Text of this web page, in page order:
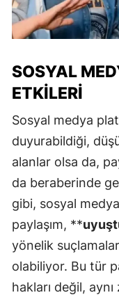
SOSYAL
ETKILERI
Sosyal medya
duyurabildiği,
alanlar olsa da,
da beraberinde
gibi, sosyal
paylaşım, **
yönelik
olabiliyor. Bu tür
hakları değil,